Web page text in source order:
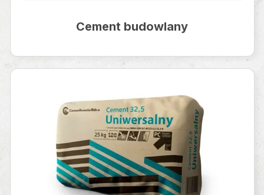
Cement budowlany